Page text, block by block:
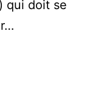
qui doit se